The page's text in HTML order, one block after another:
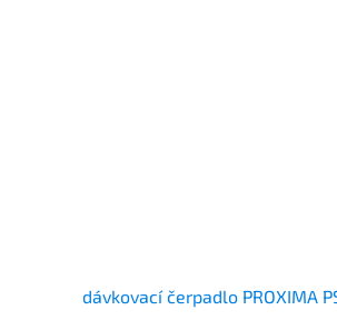
dávkovací čerpadlo PROXIMA